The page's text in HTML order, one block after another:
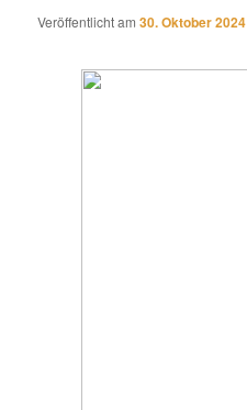
Veröffentlicht am30. Oktober 2024